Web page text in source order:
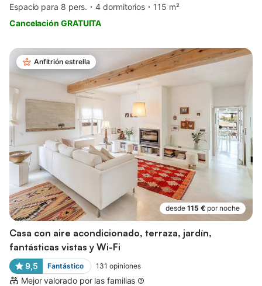
Espacio para 8 pers.
4 dormitorios
115 m²
Cancelación GRATUITA
Anfitrión estrella
desde 115 € por noche
Casa con aire acondicionado, terraza, jardín,
fantásticas vistas y Wi-Fi
9,5 Fantástico 131 opiniones
Mejor valorado por las familias